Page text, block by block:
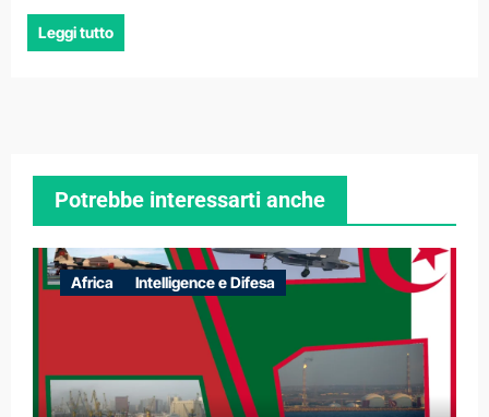
Leggi tutto
Potrebbe interessarti anche
Africa Intelligence e Difesa